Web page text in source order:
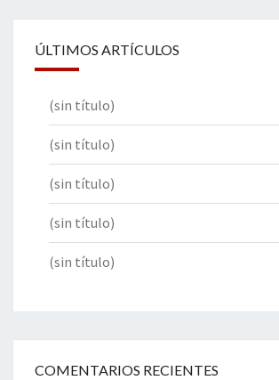
ÚLTIMOS ARTÍCULOS
(sin título)
(sin título)
(sin título)
(sin título)
(sin título)
COMENTARIOS RECIENTES